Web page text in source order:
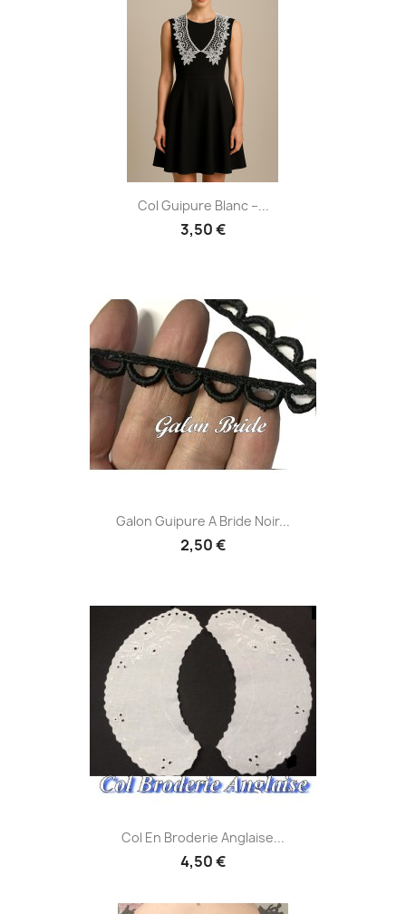
Col Guipure Blanc –...
3,50 €
Galon Guipure A Bride Noir...
2,50 €
Col En Broderie Anglaise...
4,50 €